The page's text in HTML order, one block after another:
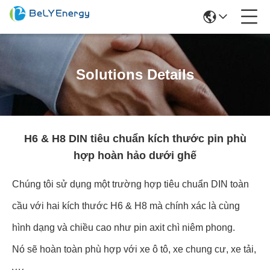
Solutions Details
H6 & H8 DIN tiêu chuẩn kích thước pin phù
hợp hoàn hảo dưới ghế
Chúng tôi sử dụng một trường hợp tiêu chuẩn DIN toàn
cầu với hai kích thước H6 & H8 mà chính xác là cùng
hình dạng và chiều cao như pin axit chì niêm phong.
Nó sẽ hoàn toàn phù hợp với xe ô tô, xe chung cư, xe tải,